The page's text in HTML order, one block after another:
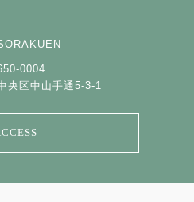
0004
央区中山手通5-3-1